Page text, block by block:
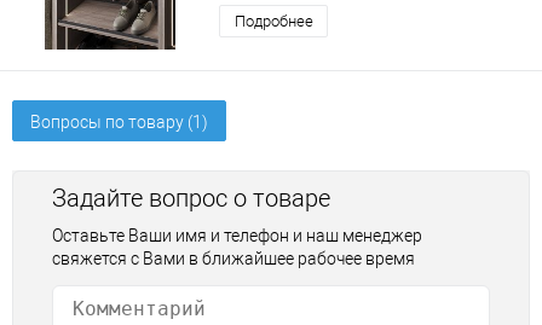
Подробнее
Вопросы по товару (1)
Задайте вопрос о товаре
Оставьте Ваши имя и телефон и наш менеджер
свяжется с Вами в ближайшее рабочее время